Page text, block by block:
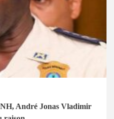
André Jonas Vladimir